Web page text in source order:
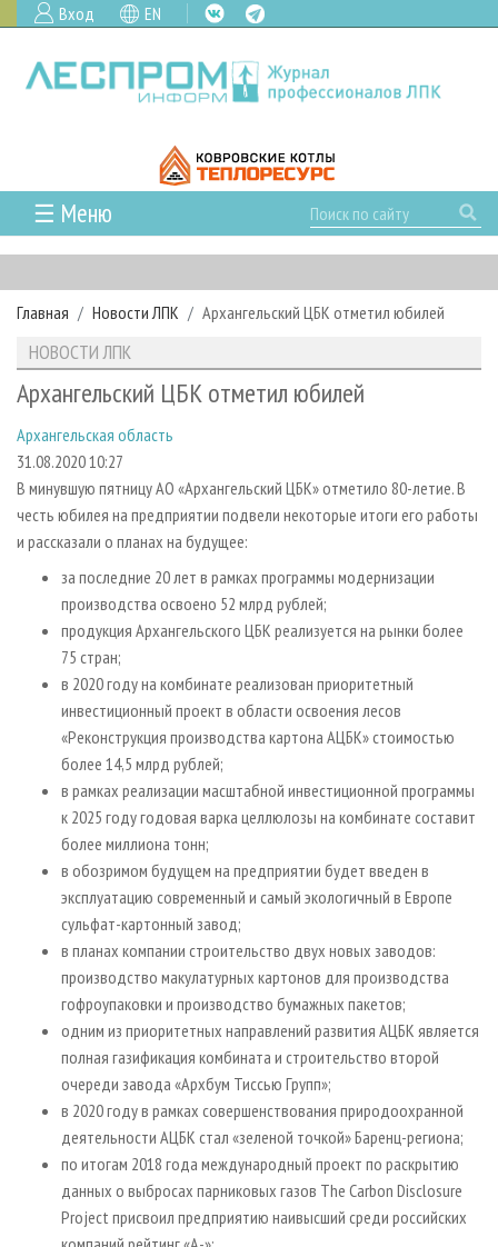
Вход EN
☰ Меню
ГЛАВНАЯ
РУБРИКИ И ТЕМЫ
РУБРИКИ ЖУРНАЛА
ЛЕСНОЕ ХОЗЯЙСТВО
ЛЕСОЗАГОТОВКА
ЛЕСОПИЛЕНИЕ
ДЕРЕВООБРАБОТКА
СУШКА ДРЕВЕСИНЫ
ПРОИЗВОДСТВО ДРЕВЕСНЫХ ПЛИТ
ДЕРЕВЯННОЕ ДОМОСТРОЕНИЕ
ПРОИЗВОДСТВО МЕБЕЛИ
БИОЭНЕРГЕТИКА
ЦБП
ИНСТРУМЕНТ И МАТЕРИАЛЫ
НОВОСТИ
КАЛЕНДАРЬ СОБЫТИЙ
НОВОСТИ ЛПК
НОВОСТИ ЖУРНАЛА
НОВОСТИ КОМПАНИЙ
ПРОЕКТЫ ЛПИ
АНАЛИТИКА
ПРЕДПРИЯТИЯ ЛПК
ЛЕСНЫЕ РЕГИОНЫ РОССИИ
ПЕРСОНЫ
МОБИЛЬНЫЕ ВЫСТАВКИ
ОФИЦИАЛЬНЫЕ ДЕЛЕГАЦИИ
ПРИОРИТЕТНЫЕ ИНВЕСТПРОЕКТЫ
RUSSIAN FORESTRY REVIEW
ГАЗЕТА ЛЕСПРОМФОРУМ
БИБЛИОТЕКА СПЕЦИАЛИСТА
АРХИВ
АРХИВ ЖУРНАЛОВ
О ЖУРНАЛЕ
КОНТАКТЫ
РЕКЛАМОДАТЕЛЯМ
РЕКЛАМА
РЕКЛАМА НА САЙТЕ
Главная Новости ЛПК Архангельский ЦБК отметил юбилей
НОВОСТИ ЛПК
Архангельский ЦБК отметил юбилей
Архангельская область
31.08.2020 10:27
В минувшую пятницу АО «Архангельский ЦБК» отметило 80-летие. В
честь юбилея на предприятии подвели некоторые итоги его работы
и рассказали о планах на будущее:
за последние 20 лет в рамках программы модернизации
производства освоено 52 млрд рублей;
продукция Архангельского ЦБК реализуется на рынки более
75 стран;
в 2020 году на комбинате реализован приоритетный
инвестиционный проект в области освоения лесов
«Реконструкция производства картона АЦБК» стоимостью
более 14,5 млрд рублей;
в рамках реализации масштабной инвестиционной программы
к 2025 году годовая варка целлюлозы на комбинате составит
более миллиона тонн;
в обозримом будущем на предприятии будет введен в
эксплуатацию современный и самый экологичный в Европе
сульфат-картонный завод;
в планах компании строительство двух новых заводов:
производство макулатурных картонов для производства
гофроупаковки и производство бумажных пакетов;
одним из приоритетных направлений развития АЦБК является
полная газификация комбината и строительство второй
очереди завода «Архбум Тиссью Групп»;
в 2020 году в рамках совершенствования природоохранной
деятельности АЦБК стал «зеленой точкой» Баренц-региона;
по итогам 2018 года международный проект по раскрытию
данных о выбросах парниковых газов The Carbon Disclosure
Project присвоил предприятию наивысший среди российских